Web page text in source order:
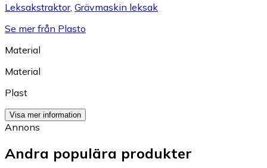
Leksakstraktor, Grävmaskin leksak
Se mer från Plasto
Material
Material
Plast
Visa mer information
Annons
Andra populära produkter